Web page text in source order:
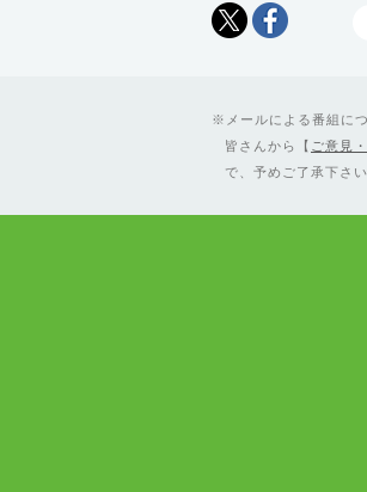
Tweet
メールによる番組に
皆さんから【 ご意見
で、予めご了承下さい